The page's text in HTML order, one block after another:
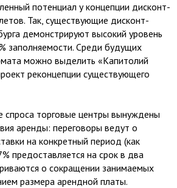
потенциал у концепции дисконт-
Так, существующие дисконт-
демонстрируют высокий уровень
заполняемости. Среди будущих
можно выделить «Капитолий
реконцепции существующего
спроса торговые центры вынуждены
аренды: переговоры ведут о
на конкретный период (как
предоставляется на срок в два
о сокращении занимаемых
размера арендной платы.